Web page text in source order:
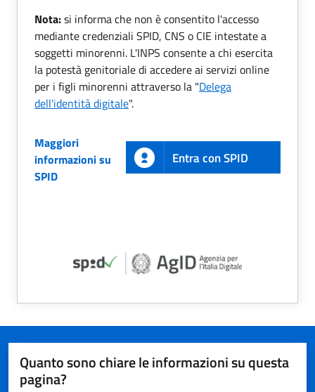
Nota:si informa che non è consentito l'accesso
mediante credenziali SPID, CNS o CIE intestate a
soggetti minorenni. L'INPS consente a chi esercita
la potestà genitoriale di accedere ai servizi online
per i figli minorenni attraverso la "Delega
dell'identità digitale".
Maggiori
informazioni su
SPID
Entra con SPID
Quanto sono chiare le informazioni su questa
pagina?